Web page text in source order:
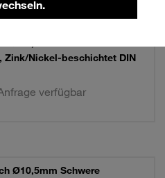
Zink/Nickel-beschichtet DIN
verfügbar
Ø10,5mm Schwere